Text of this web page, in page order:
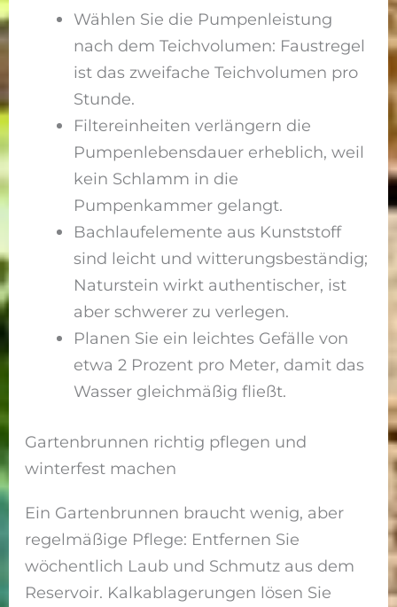
Wählen Sie die Pumpenleistung
nach dem Teichvolumen: Faustregel
ist das zweifache Teichvolumen pro
Stunde.
Filtereinheiten verlängern die
Pumpenlebensdauer erheblich, weil
kein Schlamm in die
Pumpenkammer gelangt.
Bachlaufelemente aus Kunststoff
sind leicht und witterungsbeständig;
Naturstein wirkt authentischer, ist
aber schwerer zu verlegen.
Planen Sie ein leichtes Gefälle von
etwa 2 Prozent pro Meter, damit das
Wasser gleichmäßig fließt.
Gartenbrunnen richtig pflegen und
winterfest machen
Ein Gartenbrunnen braucht wenig, aber
regelmäßige Pflege: Entfernen Sie
wöchentlich Laub und Schmutz aus dem
Reservoir. Kalkablagerungen lösen Sie